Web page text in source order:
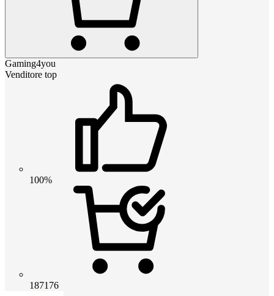
Gaming4you
Venditore top
100%
187176